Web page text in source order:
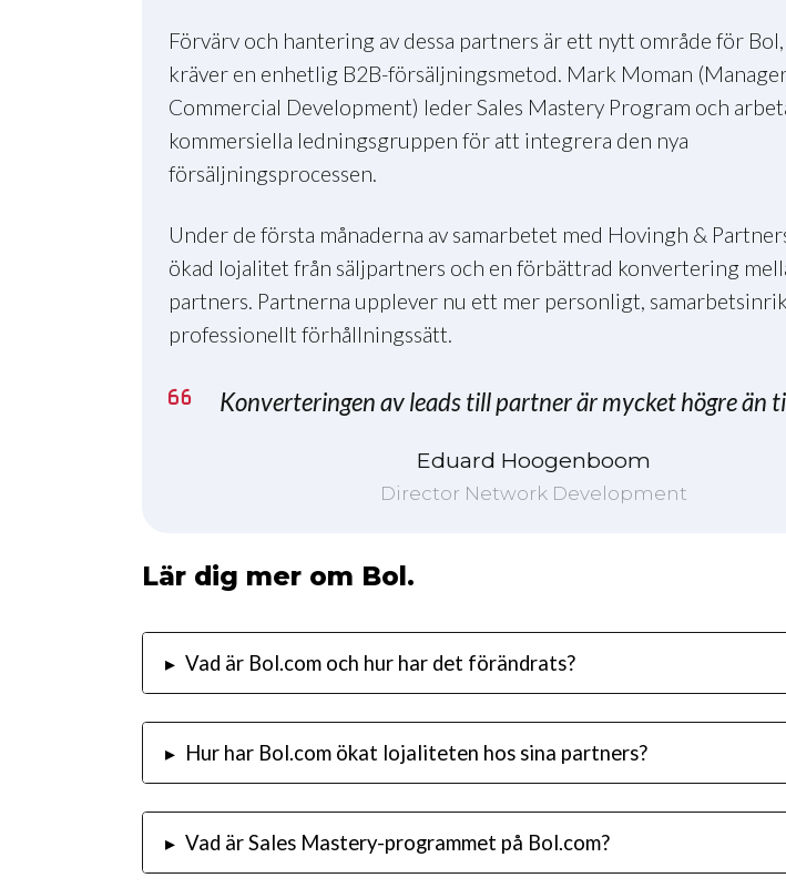
Förvärv och hantering av dessa partners är ett nytt område för
kräver en enhetlig B2B-försäljningsmetod. Mark Moman
Commercial Development) leder Sales Mastery Program och
kommersiella ledningsgruppen för att integrera den nya
försäljningsprocessen.
Under de första månaderna av samarbetet med Hovingh &
ökad lojalitet från säljpartners och en förbättrad konvertering
partners. Partnerna upplever nu ett mer personligt,
professionellt förhållningssätt.
Konverteringen av leads till partner är mycket högre än
Eduard Hoogenboom
Director Network Development
Lär dig mer om Bol.
▸ Vad är Bol.com och hur har det förändrats?
▸ Hur har Bol.com ökat lojaliteten hos sina partners?
▸ Vad är Sales Mastery-programmet på Bol.com?